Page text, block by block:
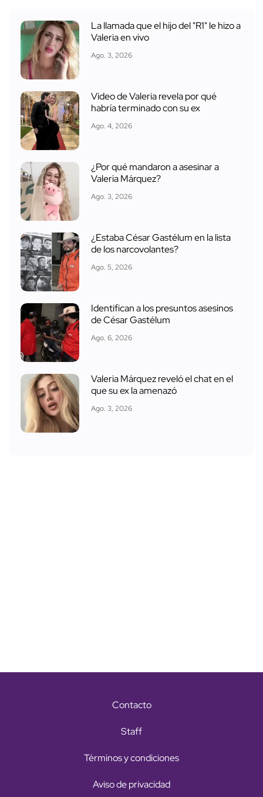
La llamada que el hijo del "R1" le hizo a
Valeria en vivo
Ago. 3, 2026
Video de Valeria revela por qué
habría terminado con su ex
Ago. 4, 2026
¿Por qué mandaron a asesinar a
Valeria Márquez?
Ago. 3, 2026
¿Estaba César Gastélum en la lista
de los narcovolantes?
Ago. 5, 2026
Identifican a los presuntos asesinos
de César Gastélum
Ago. 6, 2026
Valeria Márquez reveló el chat en el
que su ex la amenazó
Ago. 3, 2026
Contacto
Staff
Términos y condiciones
Aviso de privacidad